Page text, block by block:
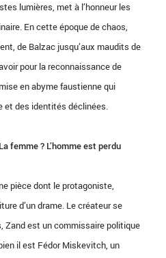
lumières, met à l’honneur les
En cette époque de chaos,
de Balzac jusqu’aux maudits de
pour la reconnaissance de
en abyme faustienne qui
et des identités déclinées.
femme ? L’homme est perdu
pièce dont le protagoniste,
d’un drame. Le créateur se
Zand est un commissaire politique
il est Fédor Miskevitch, un